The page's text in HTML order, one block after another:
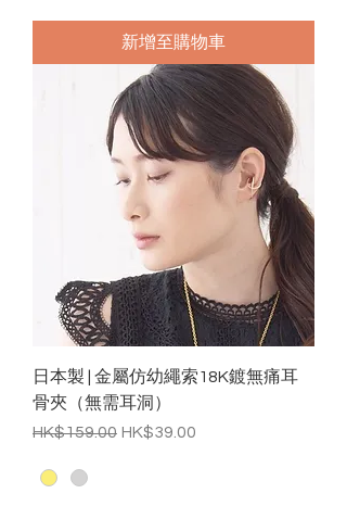
新增至購物車
日本製 | 金屬仿幼繩索18K鍍無痛耳
骨夾（無需耳洞）
一般價格
HK$159.00 促銷價格
HK$39.00